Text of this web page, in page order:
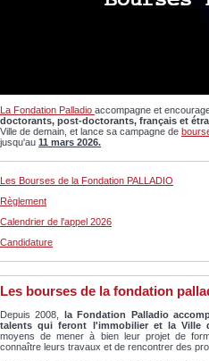
La Fondation Palladio accompagne et
doctorants, post-doctorants, français et
Ville de demain, et lance sa campagne de
jusqu'au 11 mars 2026.
Les Bourses de la Fondation PALLADIO
Règlement
Calendrier de l'appel 2026
Candidature
Les bourses de la fondation
Depuis 2008,
la Fondation Palladio
talents qui feront l'immobilier et la Ville
moyens de mener à bien leur projet de
connaître leurs travaux et de rencontrer des